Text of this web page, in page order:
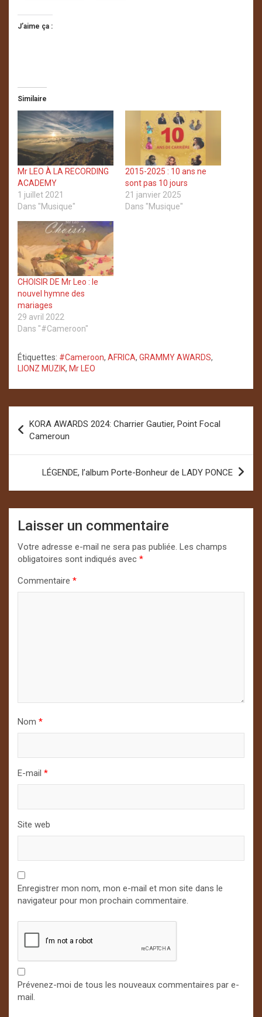
J’aime ça :
Similaire
Mr LEO À LA RECORDING
ACADEMY
1 juillet 2021
Dans "Musique"
2015-2025 : 10 ans ne
sont pas 10 jours
21 janvier 2025
Dans "Musique"
CHOISIR DE Mr Leo : le
nouvel hymne des
mariages
29 avril 2022
Dans "#Cameroon"
Étiquettes: #Cameroon, AFRICA, GRAMMY AWARDS,
LIONZ MUZIK, Mr LEO
de
l’article
KORA AWARDS 2024: Charrier Gautier, Point Focal
Cameroun
LÉGENDE, l’album Porte-Bonheur de LADY PONCE
Laisser un commentaire
Votre adresse e-mail ne sera pas publiée. Les champs
obligatoires sont indiqués avec *
Commentaire *
Nom *
E-mail *
Site web
Enregistrer mon nom, mon e-mail et mon site dans le
navigateur pour mon prochain commentaire.
Prévenez-moi de tous les nouveaux commentaires par e-
mail.